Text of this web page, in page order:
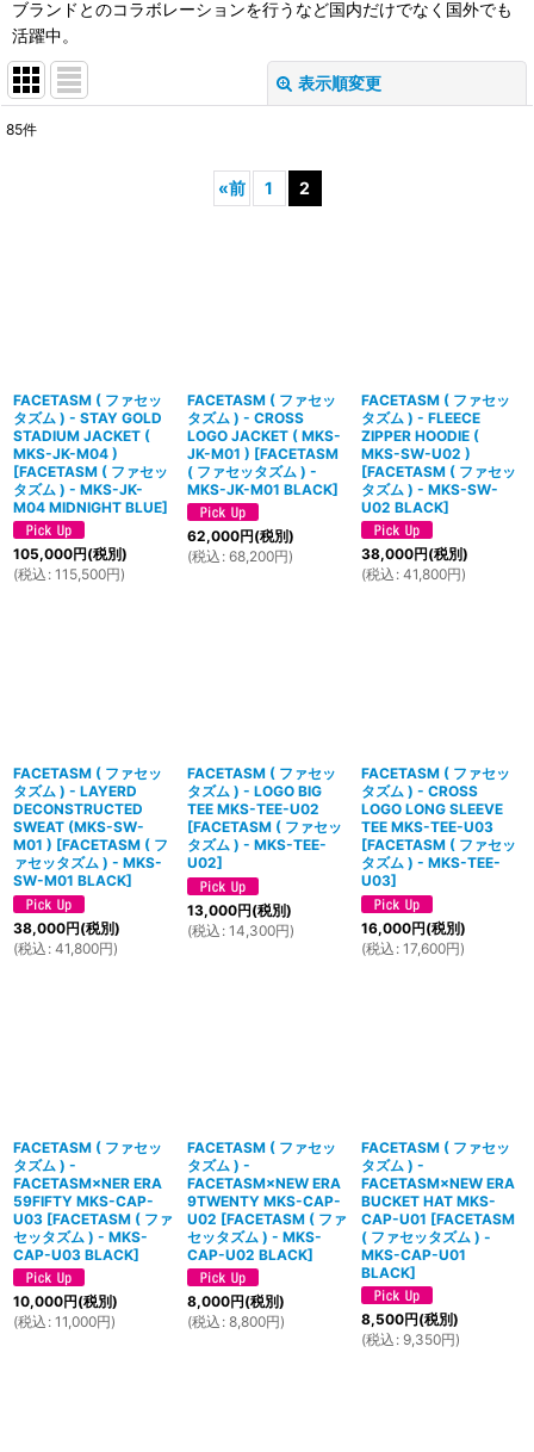
ブランドとのコラボレーションを行うなど国内だけでなく国外でも
活躍中。
表示順変更
85件
«前 1 2
FACETASM ( ファセッ
タズム ) - STAY GOLD
STADIUM JACKET (
MKS-JK-M04 )
[FACETASM ( ファセッ
タズム ) - MKS-JK-
M04 MIDNIGHT BLUE]
105,000円(税別)
(税込 : 115,500円)
FACETASM ( ファセッ
タズム ) - CROSS
LOGO JACKET ( MKS-
JK-M01 ) [FACETASM
( ファセッタズム ) -
MKS-JK-M01 BLACK]
62,000円(税別)
(税込 : 68,200円)
FACETASM ( ファセッ
タズム ) - FLEECE
ZIPPER HOODIE (
MKS-SW-U02 )
[FACETASM ( ファセッ
タズム ) - MKS-SW-
U02 BLACK]
38,000円(税別)
(税込 : 41,800円)
FACETASM ( ファセッ
タズム ) - LAYERD
DECONSTRUCTED
SWEAT (MKS-SW-
M01 ) [FACETASM ( フ
ァセッタズム ) - MKS-
SW-M01 BLACK]
38,000円(税別)
(税込 : 41,800円)
FACETASM ( ファセッ
タズム ) - LOGO BIG
TEE MKS-TEE-U02
[FACETASM ( ファセッ
タズム ) - MKS-TEE-
U02]
13,000円(税別)
(税込 : 14,300円)
FACETASM ( ファセッ
タズム ) - CROSS
LOGO LONG SLEEVE
TEE MKS-TEE-U03
[FACETASM ( ファセッ
タズム ) - MKS-TEE-
U03]
16,000円(税別)
(税込 : 17,600円)
FACETASM ( ファセッ
タズム ) -
FACETASM×NER ERA
59FIFTY MKS-CAP-
U03 [FACETASM ( ファ
セッタズム ) - MKS-
CAP-U03 BLACK]
10,000円(税別)
(税込 : 11,000円)
FACETASM ( ファセッ
タズム ) -
FACETASM×NEW ERA
9TWENTY MKS-CAP-
U02 [FACETASM ( ファ
セッタズム ) - MKS-
CAP-U02 BLACK]
8,000円(税別)
(税込 : 8,800円)
FACETASM ( ファセッ
タズム ) -
FACETASM×NEW ERA
BUCKET HAT MKS-
CAP-U01 [FACETASM
( ファセッタズム ) -
MKS-CAP-U01
BLACK]
8,500円(税別)
(税込 : 9,350円)